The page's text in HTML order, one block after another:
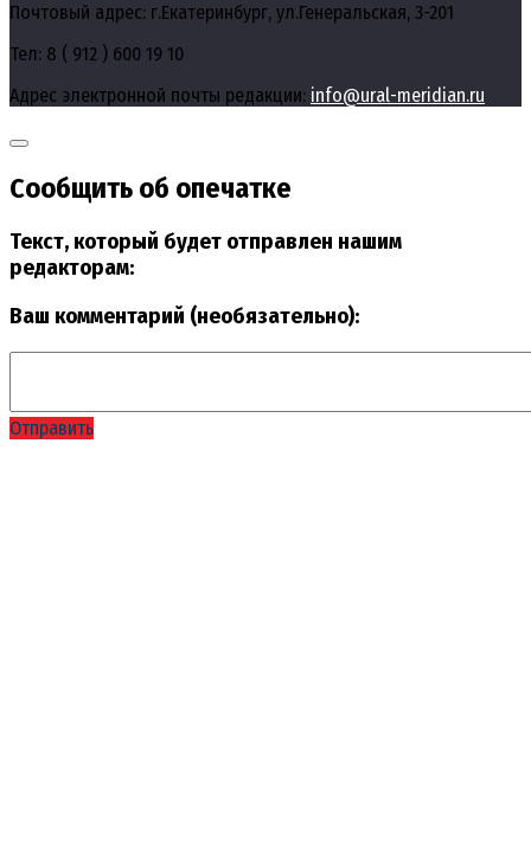
Почтовый адрес: г.Екатеринбург, ул.Генеральская, 3-201
Тел: 8 ( 912 ) 600 19 10
Адрес электронной почты редакции: info@ural-meridian.ru
Сообщить об опечатке
Текст, который будет отправлен нашим
редакторам:
Ваш комментарий (необязательно):
Отправить